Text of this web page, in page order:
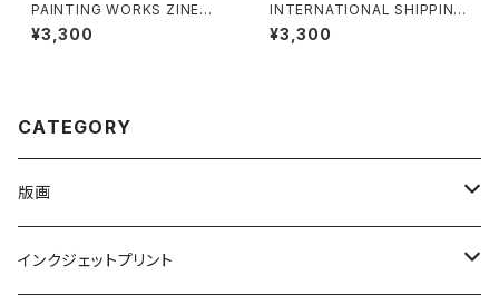
PAINTING WORKS ZINE
（+選べるポストカード）
¥3,300
INTERNATIONAL SHIPPIN
G: PAINTING WORKS ZINE
¥3,300
CATEGORY
版画
シルクスクリーン
インクジェットプリント